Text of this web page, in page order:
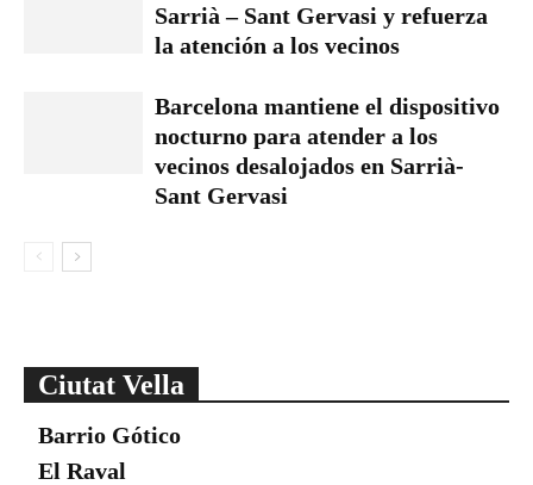
Sarrià – Sant Gervasi y refuerza
la atención a los vecinos
Barcelona mantiene el dispositivo
nocturno para atender a los
vecinos desalojados en Sarrià-
Sant Gervasi
Ciutat Vella
Barrio Gótico
El Raval